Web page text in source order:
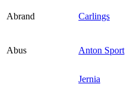
Abrand Carlings
Abus Anton Sport
Jernia